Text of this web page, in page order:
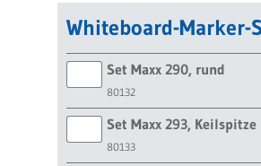
Whiteboard-Marker-
Set Maxx 290, rund
80132
Set Maxx 293, Keilspitze
80133